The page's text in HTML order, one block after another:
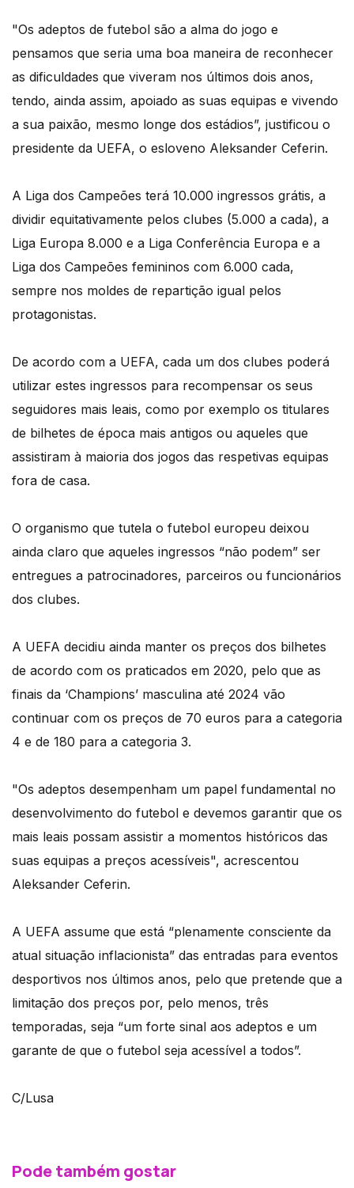
"Os adeptos de futebol são a alma do jogo e
pensamos que seria uma boa maneira de reconhecer
as dificuldades que viveram nos últimos dois anos,
tendo, ainda assim, apoiado as suas equipas e vivendo
a sua paixão, mesmo longe dos estádios”, justificou o
presidente da UEFA, o esloveno Aleksander Ceferin.
A Liga dos Campeões terá 10.000 ingressos grátis, a
dividir equitativamente pelos clubes (5.000 a cada), a
Liga Europa 8.000 e a Liga Conferência Europa e a
Liga dos Campeões femininos com 6.000 cada,
sempre nos moldes de repartição igual pelos
protagonistas.
De acordo com a UEFA, cada um dos clubes poderá
utilizar estes ingressos para recompensar os seus
seguidores mais leais, como por exemplo os titulares
de bilhetes de época mais antigos ou aqueles que
assistiram à maioria dos jogos das respetivas equipas
fora de casa.
O organismo que tutela o futebol europeu deixou
ainda claro que aqueles ingressos “não podem” ser
entregues a patrocinadores, parceiros ou funcionários
dos clubes.
A UEFA decidiu ainda manter os preços dos bilhetes
de acordo com os praticados em 2020, pelo que as
finais da ‘Champions’ masculina até 2024 vão
continuar com os preços de 70 euros para a categoria
4 e de 180 para a categoria 3.
"Os adeptos desempenham um papel fundamental no
desenvolvimento do futebol e devemos garantir que os
mais leais possam assistir a momentos históricos das
suas equipas a preços acessíveis", acrescentou
Aleksander Ceferin.
A UEFA assume que está “plenamente consciente da
atual situação inflacionista” das entradas para eventos
desportivos nos últimos anos, pelo que pretende que a
limitação dos preços por, pelo menos, três
temporadas, seja “um forte sinal aos adeptos e um
garante de que o futebol seja acessível a todos”.
C/Lusa
Pode também gostar